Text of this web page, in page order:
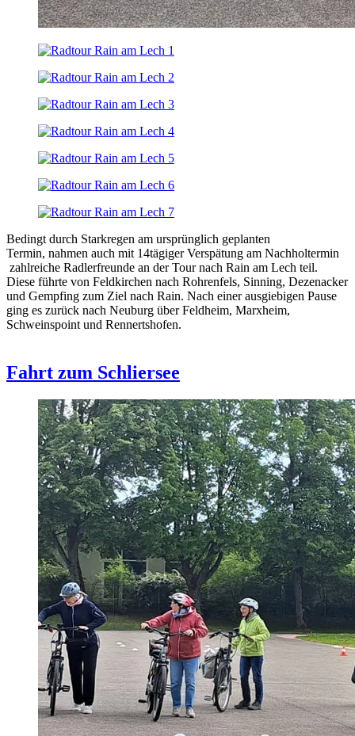
Bedingt durch Starkregen am ursprünglich geplanten
Termin, nahmen auch mit 14tägiger Verspätung am Nachholtermin
zahlreiche Radlerfreunde an der Tour nach Rain am Lech teil.
Diese führte von Feldkirchen nach Rohrenfels, Sinning, Dezenacker
und Gempfing zum Ziel nach Rain. Nach einer ausgiebigen Pause
ging es zurück nach Neuburg über Feldheim, Marxheim,
Schweinspoint und Rennertshofen.
Fahrt zum Schliersee